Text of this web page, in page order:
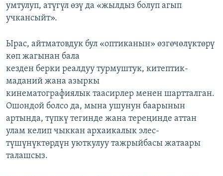
умтулуп, атүгүл өзү да «жылдыз болуп агып
учкансыйт».
Ырас, айтматовдук бул «оптиканын» өзгөчөлүктөрү
көп жагынан бала
кезден берки реалдуу турмуштук, китептик-
маданий жана азыркы
кинематографиялык таасирлер менен шартталган.
Ошондой болсо да, мына ушунун баарынын
артында, түпкү тегинде жана тереңинде аттан
улам келип чыккан архаикалык элес-
түшүнүктөрдүн уюткулуу тажрыйбасы жатаары
талашсыз.